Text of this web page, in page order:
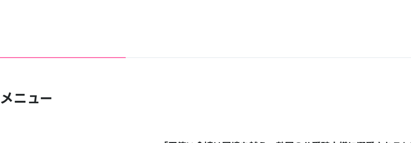
メニュー